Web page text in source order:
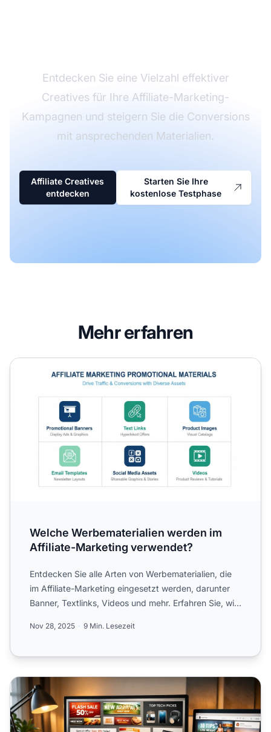
Entdecken Sie eine Vielzahl effektiver
Creatives für Ihre Affiliate-Marketing-
Kampagnen und steigern Sie die Conversions
mit ansprechenden Materialien.
Affiliate Creatives
entdecken
Starten Sie Ihre
kostenlose Testphase
Mehr erfahren
Welche Werbematerialien werden im Affiliate-Marketing
Welche Werbematerialien werden im
Affiliate-Marketing verwendet?
Entdecken Sie alle Arten von Werbematerialien, die
im Affiliate-Marketing eingesetzt werden, darunter
Banner, Textlinks, Videos und mehr. Erfahren Sie, wie
Nov 28, 2025 9 Min. Lesezeit
Effektive Werbematerialien für Affiliates: Der komplette